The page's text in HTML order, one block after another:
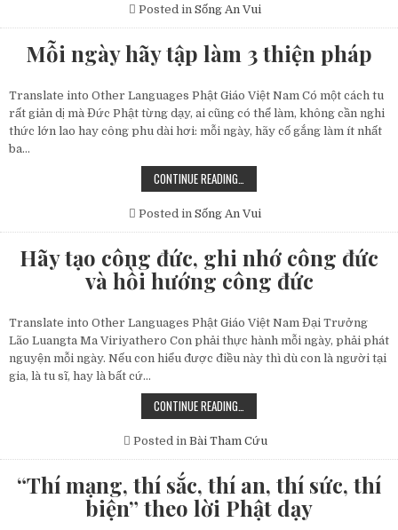
ĐÚNG
NHƯ
NÓ
LÀ
MỘT
TRỌN
VẸN
Posted in Sống An Vui
Mỗi ngày hãy tập làm 3 thiện pháp
Translate into Other Languages Phật Giáo Việt Nam Có một cách tu
rất giản dị mà Đức Phật từng dạy, ai cũng có thể làm, không cần nghi
thức lớn lao hay công phu dài hơi: mỗi ngày, hãy cố gắng làm ít nhất
ba…
CONTINUE READING…
NGÀY
TẬP
LÀM
3
THIỆN
PHÁP
Posted in Sống An Vui
Hãy tạo công đức, ghi nhớ công đức
và hồi hướng công đức
Translate into Other Languages Phật Giáo Việt Nam Đại Trưởng
Lão Luangta Ma Viriyathero Con phải thực hành mỗi ngày, phải phát
nguyện mỗi ngày. Nếu con hiểu được điều này thì dù con là người tại
gia, là tu sĩ, hay là bất cứ…
CONTINUE READING…
TẠO
ĐỨC,
GHI
NHỚ
ĐỨC
VÀ
HỒI
HƯỚNG
Posted in Bài Tham Cứu
“Thí mạng, thí sắc, thí an, thí sức, thí
biện” theo lời Phật dạy